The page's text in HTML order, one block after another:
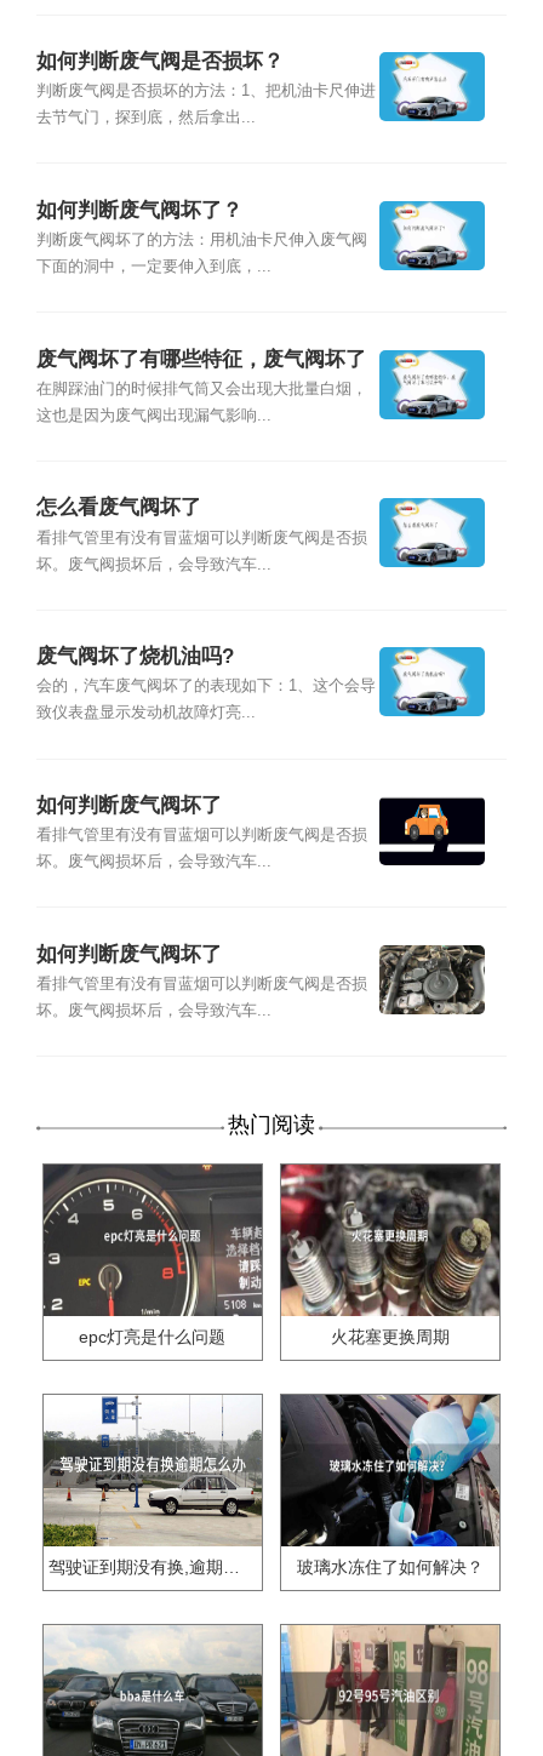
如何判断废气阀是否损坏？
判断废气阀是否损坏的方法：1、把机油卡尺伸进
去节气门，探到底，然后拿出...
如何判断废气阀坏了？
判断废气阀坏了的方法：用机油卡尺伸入废气阀
下面的洞中，一定要伸入到底，...
废气阀坏了有哪些特征，废气阀坏了
车可以开吗
在脚踩油门的时候排气筒又会出现大批量白烟，
这也是因为废气阀出现漏气影响...
怎么看废气阀坏了
看排气管里有没有冒蓝烟可以判断废气阀是否损
坏。废气阀损坏后，会导致汽车...
废气阀坏了烧机油吗?
会的，汽车废气阀坏了的表现如下：1、这个会导
致仪表盘显示发动机故障灯亮...
如何判断废气阀坏了
看排气管里有没有冒蓝烟可以判断废气阀是否损
坏。废气阀损坏后，会导致汽车...
如何判断废气阀坏了
看排气管里有没有冒蓝烟可以判断废气阀是否损
坏。废气阀损坏后，会导致汽车...
热门阅读
epc灯亮是什么问题 火花塞更换周期
驾驶证到期没有换,逾期怎么办?? 玻璃水冻住了如何解决？